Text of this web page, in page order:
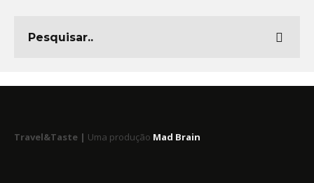
Travel&Taste | Uma produção Mad Brain